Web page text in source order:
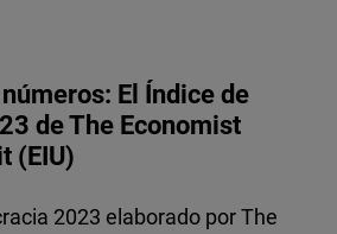
El Índice de
de The Economist
(EIU)
2023 elaborado por The